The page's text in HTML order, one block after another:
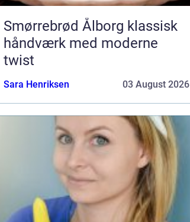
Smørrebrød Ålborg klassisk
håndværk med moderne
twist
Sara Henriksen 03 August 2026